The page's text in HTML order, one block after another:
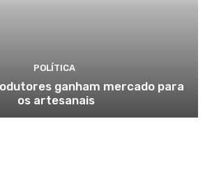
POLÍTICA
ganham mercado para
os artesanais